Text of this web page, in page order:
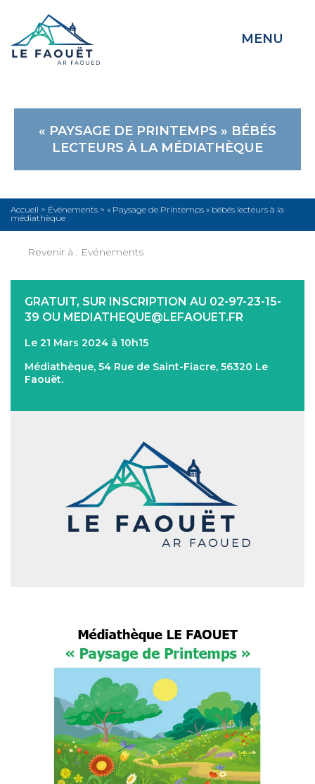
MENU
« PAYSAGE DE PRINTEMPS » BÉBÉS
LECTEURS À LA MÉDIATHÈQUE
Accueil > Événements > « Paysage de Printemps » bébés lecteurs à la
médiathèque
Revenir à : Evénements
GRATUIT, SUR INSCRIPTION AU 02-97-23-15-
39 OU MEDIATHEQUE@LEFAOUET.FR
Le 21 Mars 2024 à 10h15
Médiathèque, 54 Rue de Saint-Fiacre, 56320 Le
Faouët.